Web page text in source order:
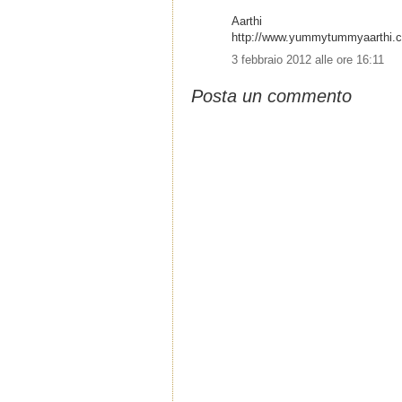
Aarthi
http://
3 febbraio 2012 alle ore 16:11
Posta un commento